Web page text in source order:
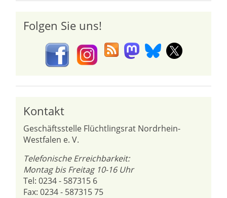
Folgen Sie uns!
Kontakt
Geschäftsstelle Flüchtlingsrat Nordrhein-
Westfalen e. V.
Telefonische Erreichbarkeit:
Montag bis Freitag 10-16 Uhr
Tel: 0234 - 587315 6
Fax: 0234 - 587315 75